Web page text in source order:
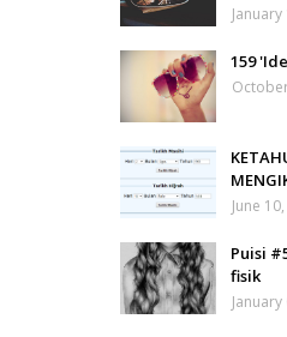
159
June
Puisi
fisik